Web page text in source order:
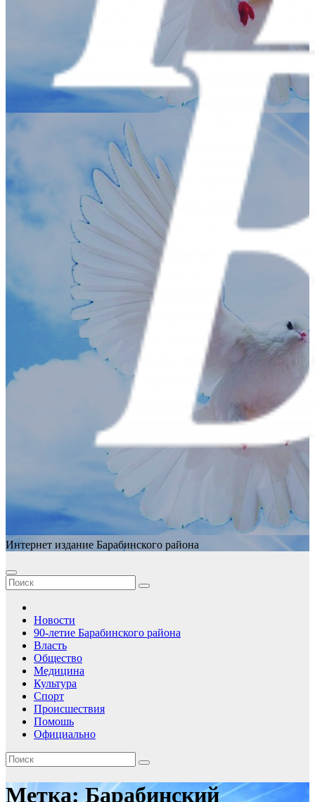
Интернет издание Барабинского района
Новости
90-летие Барабинского района
Власть
Общество
Медицина
Культура
Спорт
Происшествия
Помошь
Официально
Метка:Барабинский